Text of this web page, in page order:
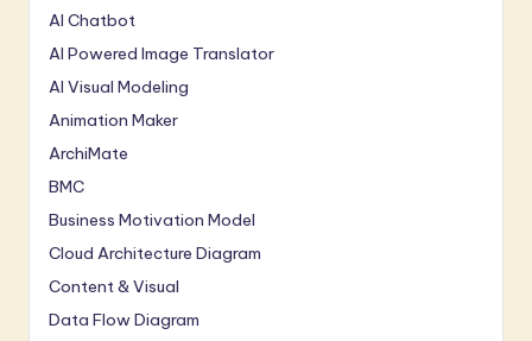
AI Chatbot
AI Powered Image Translator
AI Visual Modeling
Animation Maker
ArchiMate
BMC
Business Motivation Model
Cloud Architecture Diagram
Content & Visual
Data Flow Diagram